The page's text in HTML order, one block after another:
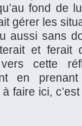
fond de
gérer les
aussi sans
et
vers cette
en
faire ici,